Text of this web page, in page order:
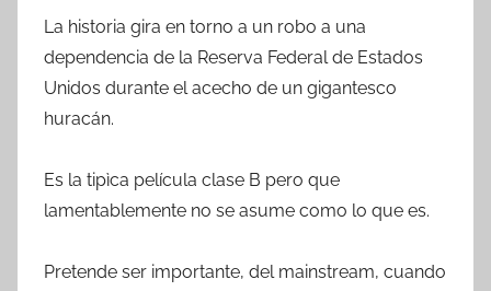
La historia gira en torno a un robo a una
dependencia de la Reserva Federal de Estados
Unidos durante el acecho de un gigantesco
huracán.
Es la tipìca película clase B pero que
lamentablemente no se asume como lo que es.
Pretende ser importante, del mainstream, cuando